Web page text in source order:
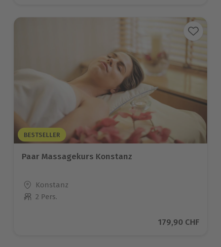
BESTSELLER
Paar Massagekurs Konstanz
Standort
Konstanz
Anzahl der Teilnehmer
2 Pers.
Aktueller Preis
179,90 CHF